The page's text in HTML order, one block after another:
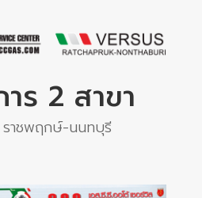
ร 2 สาขา
าชพฤกษ์-นนทบุรี